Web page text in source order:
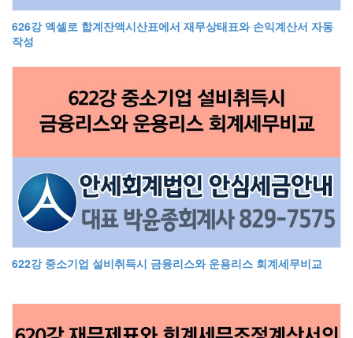
626강 엑셀로 합계잔액시산표에서 재무상태표와 손익계산서 자동
작성
622강 중소기업 설비취득시 금융리스와 운용리스 회계세무비교